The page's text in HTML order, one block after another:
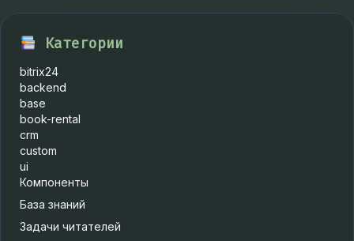
Категории
bitrix24
backend
base
book-rental
crm
custom
ui
Компоненты
База знаний
Задачи читателей